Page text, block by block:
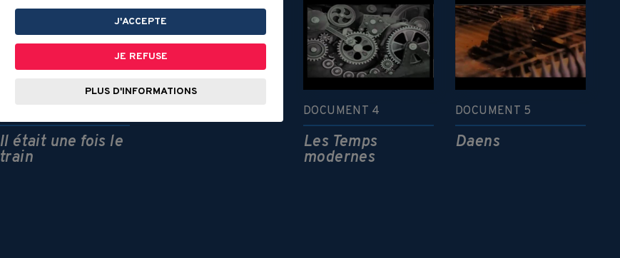
Il était une fois le
train
Les portes de
DOCUMENT 4
Les Temps
modernes
DOCUMENT 5
Daens
J'ACCEPTE
JE REFUSE
PLUS D'INFORMATIONS